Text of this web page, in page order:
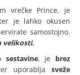
vrečke Prince, je
je lahko okusen
samostojno.
velikosti.
sestavine, je brez
uporabljasveže